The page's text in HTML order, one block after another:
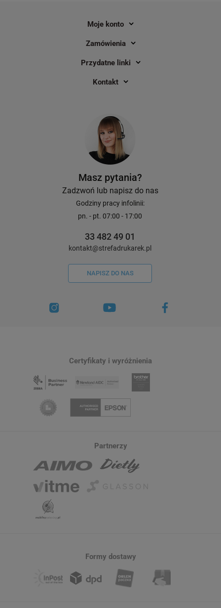
Moje konto
Zamówienia
Przydatne linki
Kontakt
Masz pytania?
Zadzwoń lub napisz do nas
Godziny pracy infolinii:
pn. - pt. 07:00 - 17:00
33 482 49 01
kontakt@strefadrukarek.pl
NAPISZ DO NAS
Certyfikaty i wyróżnienia
Partnerzy
Formy dostawy